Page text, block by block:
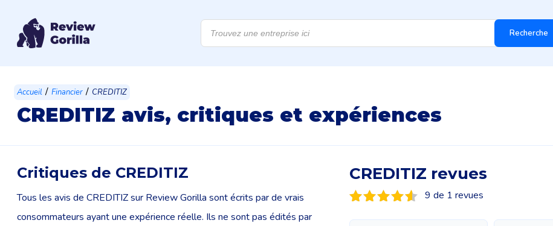
Recherche
produits
Recherche
Accueil / Financier / CREDITIZ
CREDITIZ avis, critiques et expériences
Critiques de CREDITIZ
Tous les avis de CREDITIZ sur Review Gorilla sont écrits par de vrais
consommateurs ayant une expérience réelle. Ils ne sont pas édités par
CREDITIZ revues
9 de 1 revues